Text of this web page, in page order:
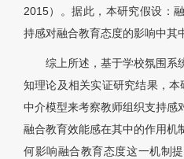
2015）。据此，本研究假设：
持感对融合教育态度的影响中其
综上所述，基于学校氛围系
知理论及相关实证研究结果，
中介模型来考察教师组织支持感
融合教育效能感在其中的作用机
何影响融合教育态度这一机制